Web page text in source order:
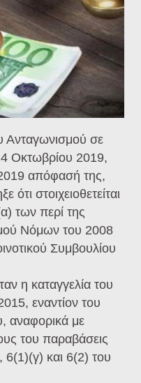
Ανταγωνισμού σε
Οκτωβρίου 2019,
απόφασή της,
στοιχειοθετείται
των περί της
Νόμων του 2008
Συμβουλίου
η καταγγελία του
εναντίον του
αναφορικά με
του παραβάσεις
και 6(2) του